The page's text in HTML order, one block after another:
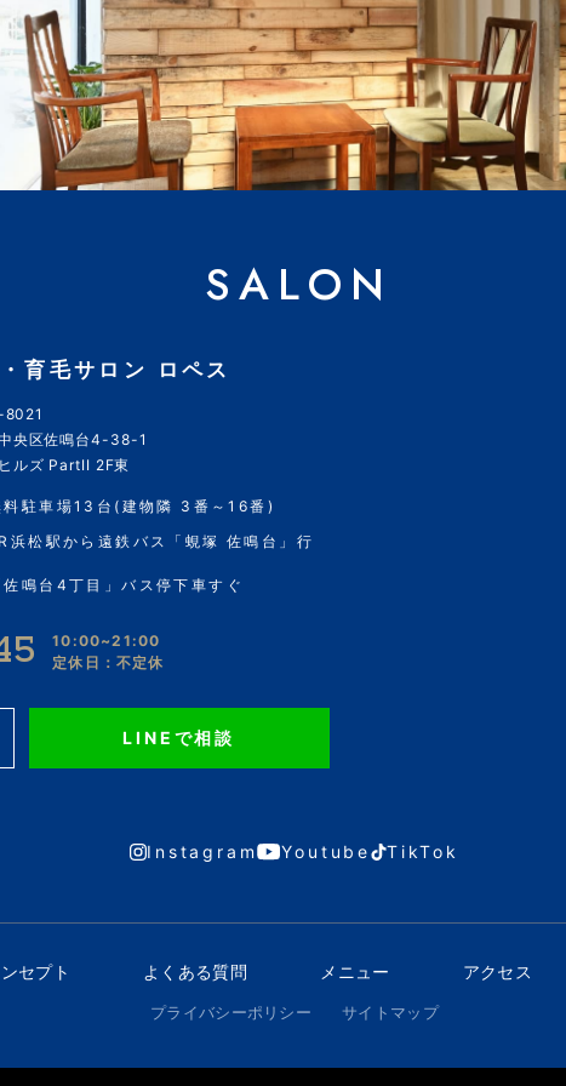
SALON
育毛サロン ロペス
央区佐鳴台4-38-1
ルズ PartII 2F東
料駐車場13台(建物隣 3番～16番)
浜松駅から遠鉄バス「蜆塚 佐鳴台」行
佐鳴台4丁目」バス停下車すぐ
10:00~21:00
定休日：不定休
LINEで相談
Instagram Youtube TikTok
セプト よくある質問 メニュー アクセス
プライバシーポリシー サイトマップ